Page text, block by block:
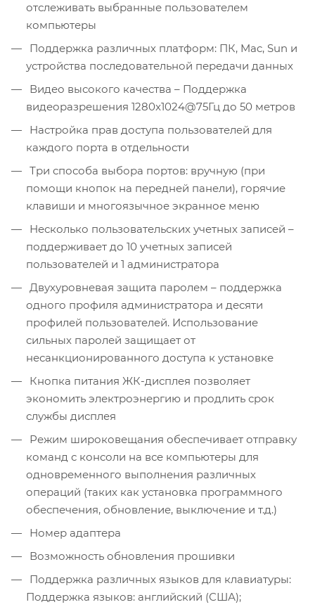
отслеживать выбранные пользователем
компьютеры
Поддержка различных платформ: ПК, Mac, Sun и
устройства последовательной передачи данных
Видео высокого качества – Поддержка
видеоразрешения 1280x1024@75Гц до 50 метров
Настройка прав доступа пользователей для
каждого порта в отдельности
Три способа выбора портов: вручную (при
помощи кнопок на передней панели), горячие
клавиши и многоязычное экранное меню
Несколько пользовательских учетных записей –
поддерживает до 10 учетных записей
пользователей и 1 администратора
Двухуровневая защита паролем – поддержка
одного профиля администратора и десяти
профилей пользователей. Использование
сильных паролей защищает от
несанкционированного доступа к установке
Кнопка питания ЖК-дисплея позволяет
экономить электроэнергию и продлить срок
службы дисплея
Режим широковещания обеспечивает отправку
команд с консоли на все компьютеры для
одновременного выполнения различных
операций (таких как установка программного
обеспечения, обновление, выключение и т.д.)
Номер адаптера
Возможность обновления прошивки
Поддержка различных языков для клавиатуры:
Поддержка языков: английский (США);